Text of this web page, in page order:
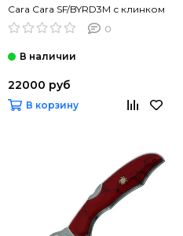
Cara Cara SF/BYRD3M с клинком
из стали 8Cr13MoV, рукоять
0
22000 руб
В корзину